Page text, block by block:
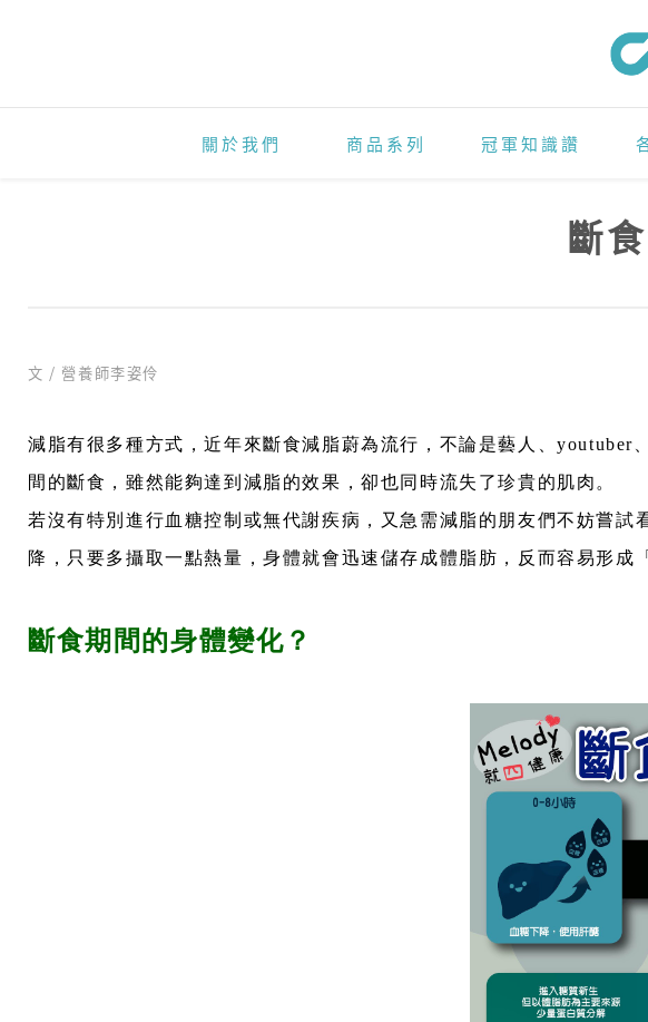
減
？
關於我們 商品系列 冠軍知識讚
斷
文 / 營養師李姿伶
減脂有很多種方式，近年來斷食減脂蔚為流行，不論是藝人、
間的斷食，雖然能夠達到減脂的效果，卻也同時流失了珍貴的肌肉。
若沒有特別進行血糖控制或無代謝疾病，又急需減脂的朋友們不妨嘗
降，只要多攝取一點熱量，身體就會迅速儲存成體脂肪，反而容易形成
斷食期間的身體變化？